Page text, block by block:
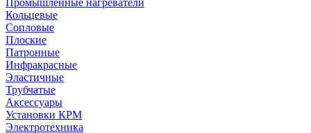
Промышленные нагреватели
Кольцевые
Сопловые
Плоские
Патронные
Инфракрасные
Эластичные
Трубчатые
Аксессуары
Установки КРМ
Электротехника